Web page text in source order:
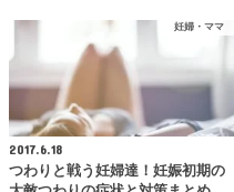
妊婦・ママ
2017.6.18
つわりと戦う妊婦達！妊娠初期の